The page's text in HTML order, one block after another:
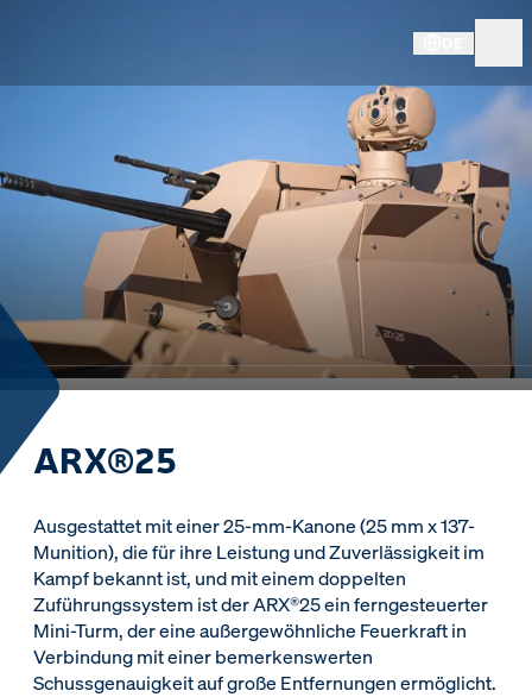
ARX®25
Ausgestattet mit einer 25-mm-Kanone (25 mm x 137-
Munition), die für ihre Leistung und Zuverlässigkeit im
Kampf bekannt ist, und mit einem doppelten
Zuführungssystem ist der ARX®25 ein ferngesteuerter
Mini-Turm, der eine außergewöhnliche Feuerkraft in
Verbindung mit einer bemerkenswerten
Schussgenauigkeit auf große Entfernungen ermöglicht.